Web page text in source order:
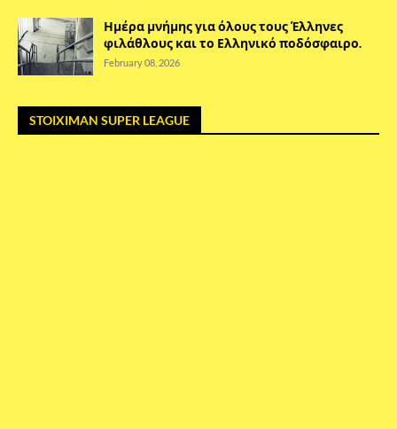
Ημέρα μνήμης για όλους τους Έλληνες
φιλάθλους και το Ελληνικό ποδόσφαιρο.
February 08, 2026
STOIXIMAN SUPER LEAGUE